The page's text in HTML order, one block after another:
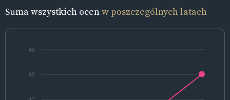
Suma wszystkich ocenw poszczególnych latach
48
49